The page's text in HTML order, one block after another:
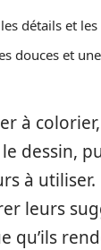
détails et
douces et
à
dessin,
à
leurs
qu’ils